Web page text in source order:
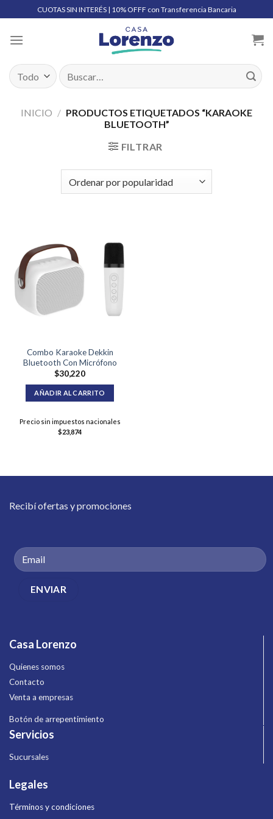
to
content
CUOTAS SIN INTERÉS | 10% OFFF con Transferencia Bancaria
Buscar
por:
INICIO / PRODUCTOS ETIQUETADOS “KARAOKE
BLUETOOTH”
FILTRAR
Combo Karaoke Dekkin
Bluetooth Con Micrófono
$30,220
AÑADIR AL CARRITO
Precio sin impuestos nacionales
$23,874
Recibí ofertas y promociones
Casa Lorenzo
Quienes somos
Contacto
Venta a empresas
Botón de arrepentimiento
Servicios
Sucursales
Legales
Términos y condiciones